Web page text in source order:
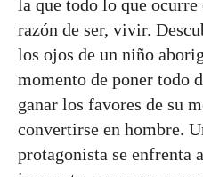
la que todo lo que ocurre
razón de ser, vivir.
los ojos de un niño
momento de poner todo
ganar los favores de su
convertirse en hombre.
protagonista se enfrenta